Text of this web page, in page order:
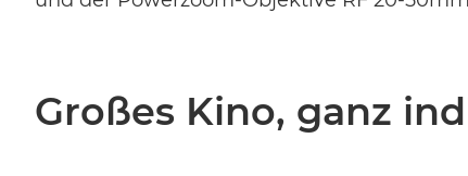
Großes Kino, ganz